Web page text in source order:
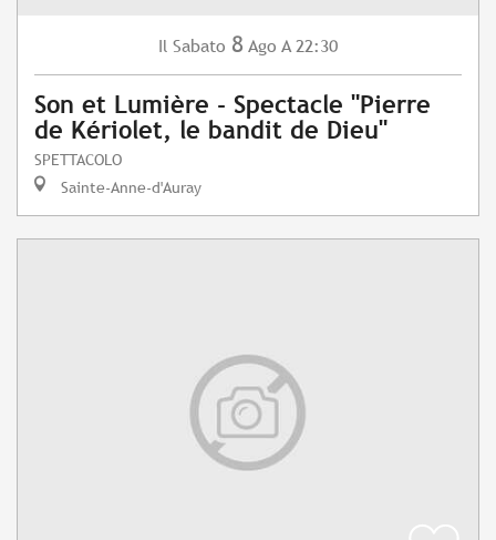
Il Sabato 8 Ago A 22:30
Son et Lumière - Spectacle "Pierre
de Kériolet, le bandit de Dieu"
SPETTACOLO
Sainte-Anne-d'Auray